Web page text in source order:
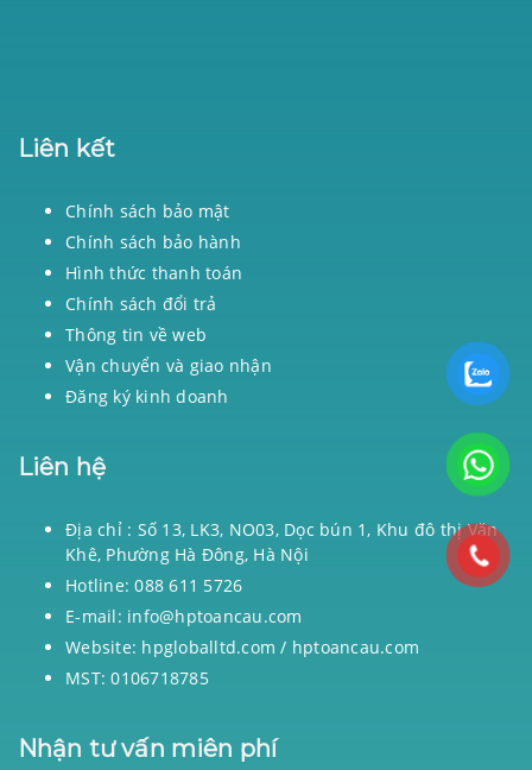
Liên kết
Chính sách bảo mật
Chính sách bảo hành
Hình thức thanh toán
Chính sách đổi trả
Thông tin về web
Vận chuyển và giao nhận
Đăng ký kinh doanh
Liên hệ
Địa chỉ : Số 13, LK3, NO03, Dọc bún 1, Khu đô thị Văn
Khê, Phường Hà Đông, Hà Nội
Hotline: 088 611 5726
E-mail: info@hptoancau.com
Website: hpgloballtd.com / hptoancau.com
MST: 0106718785
Nhận tư vấn miên phí